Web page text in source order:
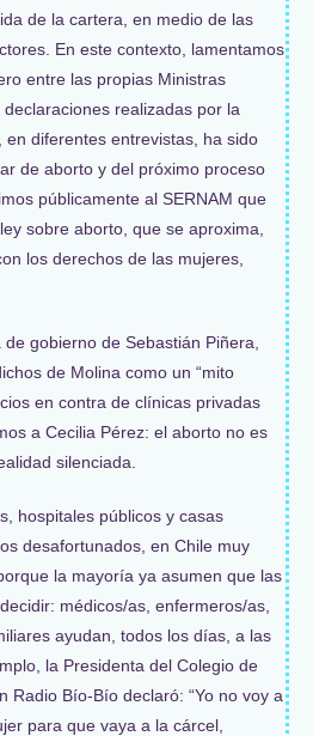
de la cartera, en medio de las
En este contexto, lamentamos
entre las propias Ministras
realizadas por la
en diferentes entrevistas, ha sido
de aborto y del próximo proceso
públicamente al SERNAM que
sobre aborto, que se aproxima,
los derechos de las mujeres,
gobierno de Sebastián Piñera,
de Molina como un “mito
en contra de clínicas privadas
a Cecilia Pérez: el aborto no es
silenciada.
hospitales públicos y casas
desafortunados, en Chile muy
la mayoría ya asumen que las
médicos/as, enfermeros/as,
ayudan, todos los días, a las
la Presidenta del Colegio de
Radio Bío-Bío declaró: “Yo no voy a
para que vaya a la cárcel,